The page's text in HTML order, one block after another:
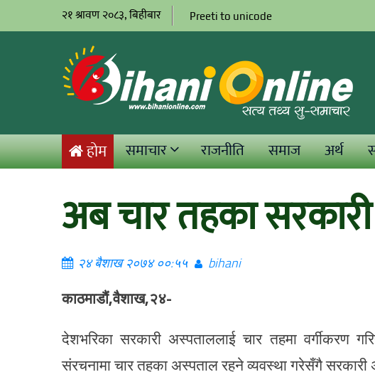
२१ श्रावण २०८३, बिहीबार Preeti to unicode
होम समाचार राजनीति समाज अर्थ
अब चार तहका
२४ बैशाख २०७४ ००:५५ bihani
काठमाडौं,वैशाख,२४-
देशभरिका सरकारी अस्पताललाई चार तहमा वर्गीकरण
संरचनामा चार तहका अस्पताल रहने व्यवस्था गरेसँगै